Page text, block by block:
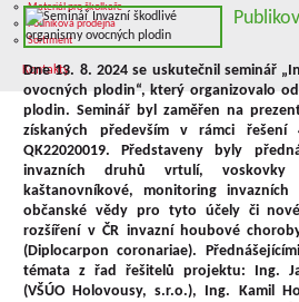
Materiál pro školkaře
Podniková prodejna
Sortiment
Kontakty
Dne 13. 8. 2024 se uskutečnil seminář
ovocných plodin“, který organizovalo
plodin. Seminář byl zaměřen na
získaných především v rámci řešení
QK22020019. Představeny byly
invazních druhů vrtulí, voskovky
kaštanovníkové, monitoring
občanské vědy pro tyto účely či
rozšíření v ČR invazní houbové
(Diplocarpon coronariae).
témata z řad řešitelů projektu: Ing.
(VŠÚO Holovousy, s.r.o.), Ing. Kamil